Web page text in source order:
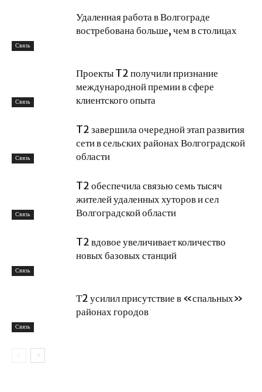
Связь
Удаленная работа в Волгограде
востребована больше, чем в столицах
Связь
Проекты T2 получили признание
международной премии в сфере
клиентского опыта
Связь
T2 завершила очередной этап развития
сети в сельских районах Волгоградской
области
Связь
T2 обеспечила связью семь тысяч
жителей удаленных хуторов и сел
Волгоградской области
Связь
T2 вдовое увеличивает количество
новых базовых станций
Связь
Т2 усилил присутствие в «спальных»
районах городов